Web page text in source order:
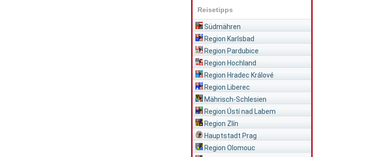
Reisetipps
Südmähren
Region Karlsbad
Region Pardubice
Region Hochland
Region Hradec Králové
Region Liberec
Mährisch-Schlesien
Region Ústí nad Labem
Region Zlín
Hauptstadt Prag
Region Olomouc